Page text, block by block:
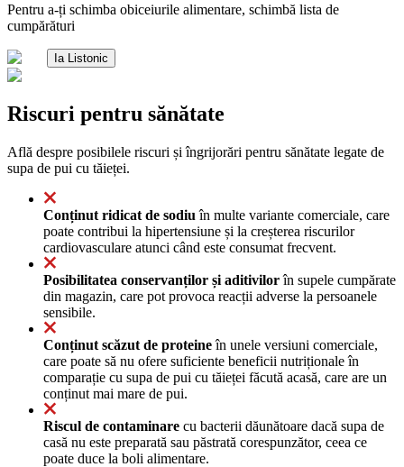
Pentru a-ți schimba obiceiurile alimentare, schimbă lista de
cumpărături
Ia Listonic
Riscuri pentru sănătate
Află despre posibilele riscuri și îngrijorări pentru sănătate legate de
supa de pui cu tăieței.
Conținut ridicat de sodiu în multe variante comerciale, care
poate contribui la hipertensiune și la creșterea riscurilor
cardiovasculare atunci când este consumat frecvent.
Posibilitatea conservanților și aditivilorîn supele cumpărate
din magazin, care pot provoca reacții adverse la persoanele
sensibile.
Conținut scăzut de proteineîn unele versiuni comerciale,
care poate să nu ofere suficiente beneficii nutriționale în
comparație cu supa de pui cu tăieței făcută acasă, care are un
conținut mai mare de pui.
Riscul de contaminare cu bacterii dăunătoare dacă supa de
casă nu este preparată sau păstrată corespunzător, ceea ce
poate duce la boli alimentare.